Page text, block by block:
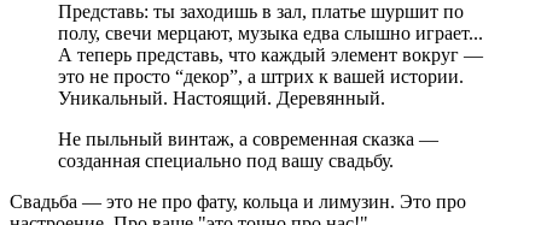
Представь: ты заходишь в зал, платье шуршит по
полу, свечи мерцают, музыка едва слышно играет...
А теперь представь, что каждый элемент вокруг —
это не просто “декор”, а штрих к вашей истории.
Уникальный. Настоящий. Деревянный.
Не пыльный винтаж, а современная сказка —
созданная специально под вашу свадьбу.
Свадьба — это не про фату, кольца и лимузин. Это про